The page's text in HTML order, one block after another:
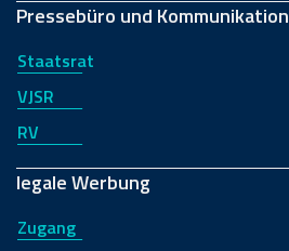
Pressebüro und Kommunikation
Staatsrat
VJSR
RV
legale Werbung
Zugang